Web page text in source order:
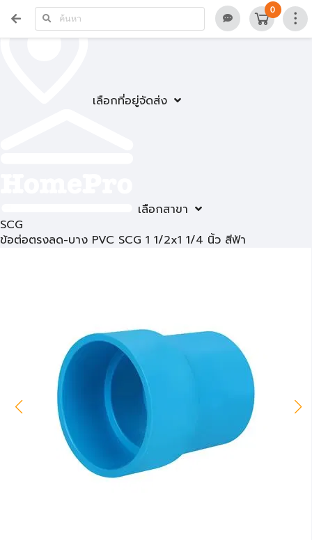
เลือกที่อยู่จัดส่ง
เลือกสาขา
0
SCG
ข้อต่อตรงลด-บาง PVC SCG 1 1/2x1 1/4 นิ้ว สีฟ้า